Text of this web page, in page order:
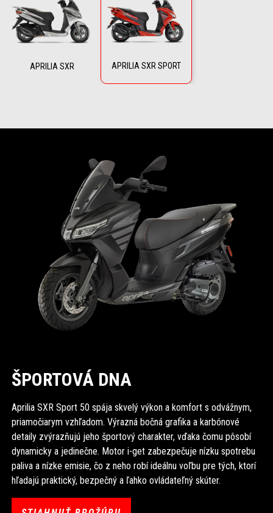
APRILIA SXR APRILIA SXR SPORT
ŠPORTOVÁ DNA
Aprilia SXR Sport 50 spája skvelý výkon a komfort s odvážnym,
priamočiarym vzhľadom. Výrazná bočná grafika a karbónové
detaily zvýrazňujú jeho športový charakter, vďaka čomu pôsobí
dynamicky a jedinečne. Motor i-get zabezpečuje nízku spotrebu
paliva a nízke emisie, čo z neho robí ideálnu voľbu pre tých, ktorí
hľadajú praktický, bezpečný a ľahko ovládateľný skúter.